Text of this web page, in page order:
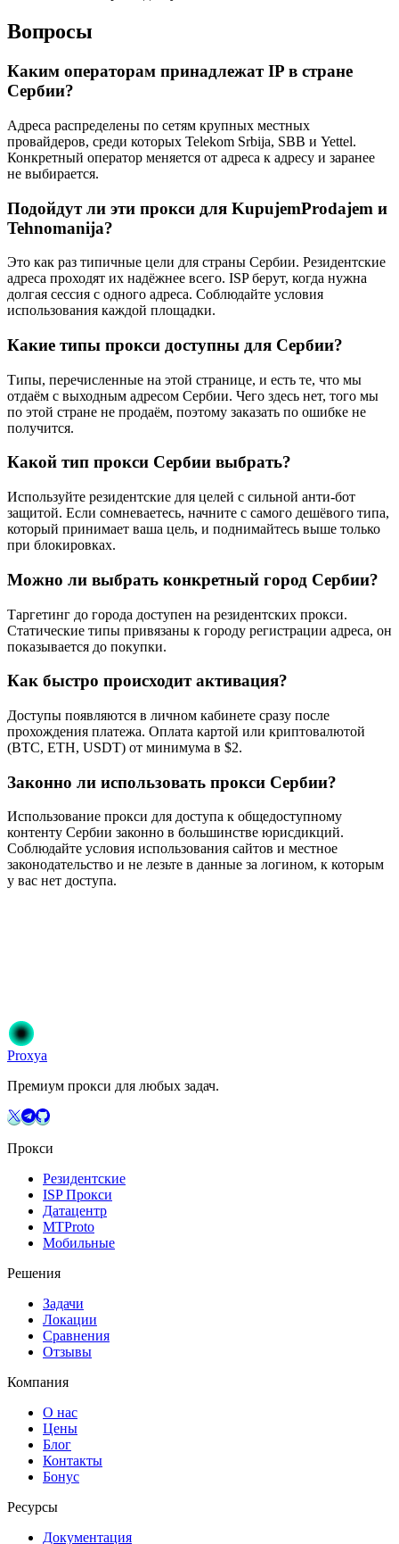
Вопросы
Каким операторам принадлежат IP в стране
Сербии?
Адреса распределены по сетям крупных местных
провайдеров, среди которых Telekom Srbija, SBB и Yettel.
Конкретный оператор меняется от адреса к адресу и заранее
не выбирается.
Подойдут ли эти прокси для KupujemProdajem и
Tehnomanija?
Это как раз типичные цели для страны Сербии. Резидентские
адреса проходят их надёжнее всего. ISP берут, когда нужна
долгая сессия с одного адреса. Соблюдайте условия
использования каждой площадки.
Какие типы прокси доступны для Сербии?
Типы, перечисленные на этой странице, и есть те, что мы
отдаём с выходным адресом Сербии. Чего здесь нет, того мы
по этой стране не продаём, поэтому заказать по ошибке не
получится.
Какой тип прокси Сербии выбрать?
Используйте резидентские для целей с сильной анти-бот
защитой. Если сомневаетесь, начните с самого дешёвого типа,
который принимает ваша цель, и поднимайтесь выше только
при блокировках.
Можно ли выбрать конкретный город Сербии?
Таргетинг до города доступен на резидентских прокси.
Статические типы привязаны к городу регистрации адреса, он
показывается до покупки.
Как быстро происходит активация?
Доступы появляются в личном кабинете сразу после
прохождения платежа. Оплата картой или криптовалютой
(BTC, ETH, USDT) от минимума в $2.
Законно ли использовать прокси Сербии?
Использование прокси для доступа к общедоступному
контенту Сербии законно в большинстве юрисдикций.
Соблюдайте условия использования сайтов и местное
законодательство и не лезьте в данные за логином, к которым
у вас нет доступа.
Начать
Proxya
Премиум прокси для любых задач.
Прокси
Резидентские
ISP Прокси
Датацентр
MTProto
Мобильные
Решения
Задачи
Локации
Сравнения
Отзывы
Компания
О нас
Цены
Блог
Контакты
Бонус
Ресурсы
Документация